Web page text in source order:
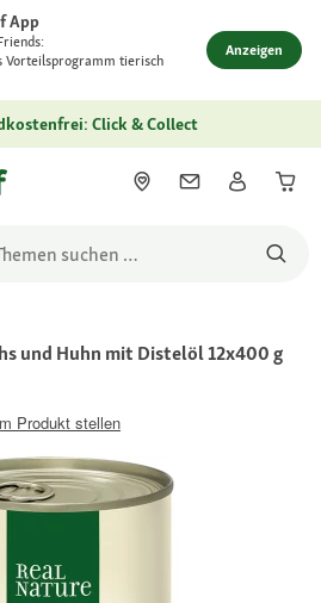
App
Vorteilsprogramm tierisch
Anzeigen
Click & Collect
und Huhn mit Distelöl 12x400 g
Produkt stellen